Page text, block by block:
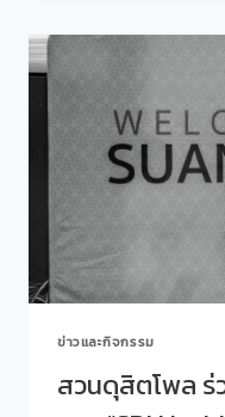
ร่วม
การเรือน
จัด
กิจกรรม
“คุย
ONE
ครั้ง
ที่
428(22)
ข่าวและกิจกรรม
สวนดุสิตโพล ร่